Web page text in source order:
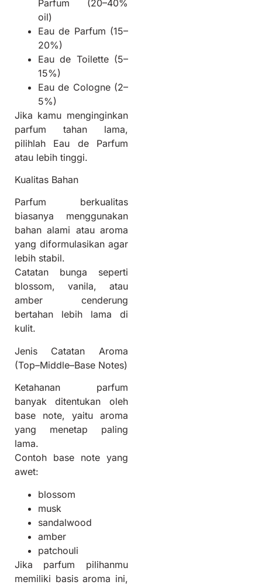
Parfum (20–40%
oil)
Eau de Parfum (15–
20%)
Eau de Toilette (5–
15%)
Eau de Cologne (2–
5%)
Jika kamu menginginkan
parfum tahan lama,
pilihlah Eau de Parfum
atau lebih tinggi.
Kualitas Bahan
Parfum berkualitas
biasanya menggunakan
bahan alami atau aroma
yang diformulasikan agar
lebih stabil.
Catatan bunga seperti
blossom, vanila, atau
amber cenderung
bertahan lebih lama di
kulit.
Jenis Catatan Aroma
(Top–Middle–Base Notes)
Ketahanan parfum
banyak ditentukan oleh
base note, yaitu aroma
yang menetap paling
lama.
Contoh base note yang
awet:
blossom
musk
sandalwood
amber
patchouli
Jika parfum pilihanmu
memiliki basis aroma ini,